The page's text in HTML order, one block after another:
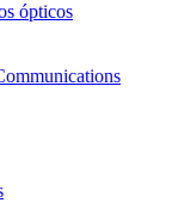
ópticos